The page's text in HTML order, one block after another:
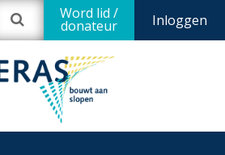
Inloggen
Word lid /
donateur